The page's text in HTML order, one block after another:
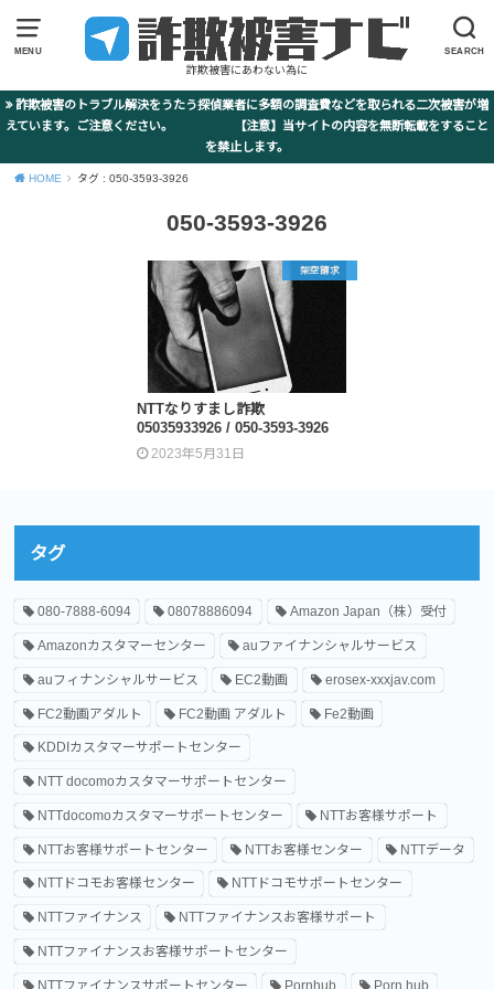
MENU SEARCH
詐欺被害にあわない為に
詐欺被害のトラブル解決をうたう探偵業者に多額の調査費などを取られる二次被害が増
えています。ご注意ください。 【注意】当サイトの内容を無断転載をすること
を禁止します。
HOME タグ : 050-3593-3926
050-3593-3926
架空請求
NTTなりすまし詐欺
05035933926 / 050-3593-3926
2023年5月31日
タグ
080-7888-6094 08078886094 Amazon Japan（株）受付
Amazonカスタマーセンター auファイナンシャルサービス
auフィナンシャルサービス EC2動画 erosex-xxxjav.com
FC2動画アダルト FC2動画 アダルト Fe2動画
KDDIカスタマーサポートセンター
NTT docomoカスタマーサポートセンター
NTTdocomoカスタマーサポートセンター NTTお客様サポート
NTTお客様サポートセンター NTTお客様センター NTTデータ
NTTドコモお客様センター NTTドコモサポートセンター
NTTファイナンス NTTファイナンスお客様サポート
NTTファイナンスお客様サポートセンター
NTTファイナンスサポートセンター Pornhub Porn hub